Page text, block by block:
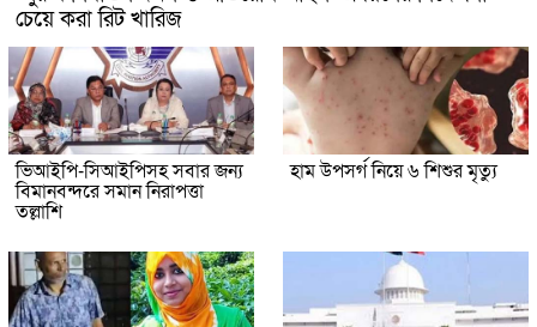
চেয়ে করা রিট খারিজ
ভিআইপি-সিআইপিসহ সবার জন্য
বিমানবন্দরে সমান নিরাপত্তা
তল্লাশি
হাম উপসর্গ নিয়ে ৬ শিশুর মৃত্যু